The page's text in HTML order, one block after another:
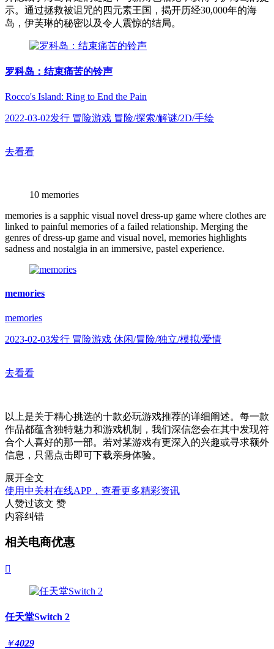
示。通过拯救被诅咒的四元素王国，揭开历经30,000年的海
岛，伊芙琳的秘密以及令人震惊的结局。
罗科岛：结束痛苦的铃声
Rocco's Island: Ring to End the Pain
2022-03-02发行 冒险游戏 冒险/探索/解谜/2D/手绘
去看看
10 memories
memories is a sapphic visual novel dress-up game where clothes are
linked to painful memories of a failed relationship. Merging the
genres of dress-up game and visual novel, memories highlights
sadness and nostalgia in an immersive, pastel experience.
memories
memories
2023-02-03发行 冒险游戏 休闲/冒险/独立/模拟/爱情
去看看
以上是关于精心挑选的十款必玩游戏推荐的详细阐述。每一款
作品都蕴含独特魅力和游戏机制，我们深信您会在其中发现符
合个人喜好的那一部。若对某游戏有更深入的兴趣或寻求额外
信息，只需点击即可下载亲身体验。
展开全文
使用中关村在线APP，查看更多精彩资讯
人赞过该文 赞
内容纠错
相关电商优惠

任天堂Switch 2
￥4029